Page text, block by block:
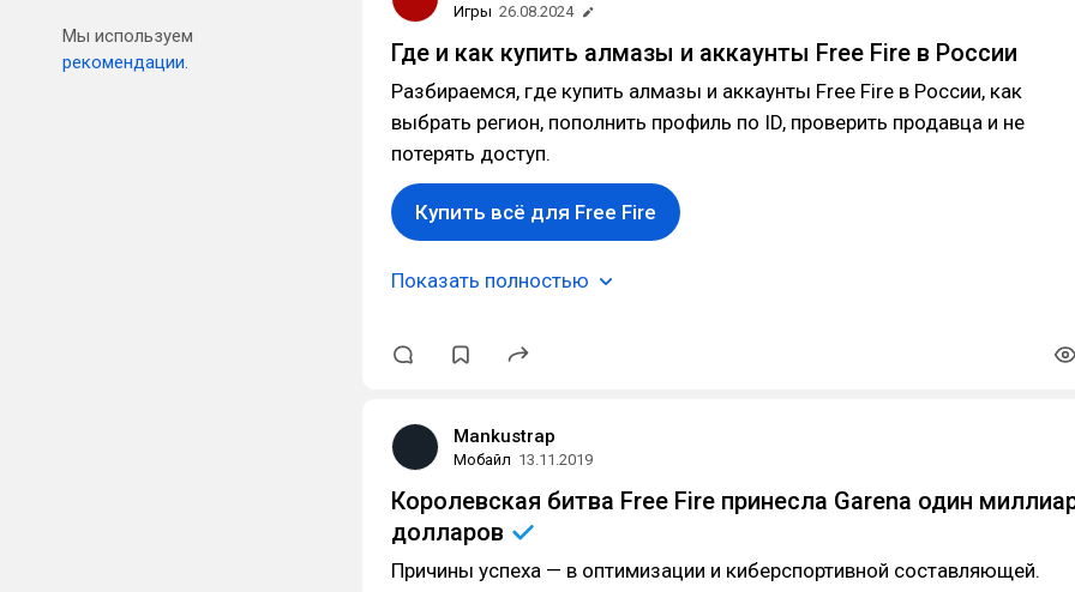
Мы используем
рекомендации.
Игры 26.08.2024
Где и как купить алмазы и аккаунты Free Fire в России
Разбираемся, где купить алмазы и аккаунты Free Fire в России, как
выбрать регион, пополнить профиль по ID, проверить продавца и не
потерять доступ.
Купить всё для Free Fire
Показать полностью
Mankustrap
Мобайл 13.11.2019
Королевская битва Free Fire принесла Garena один
долларов
Причины успеха — в оптимизации и киберспортивной составляющей.